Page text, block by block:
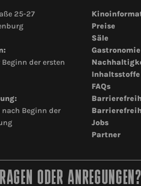
25-27
der ersten
Beginn der
Preise
Säle
Gastronomie
FAQs
Jobs
Partner
ODER